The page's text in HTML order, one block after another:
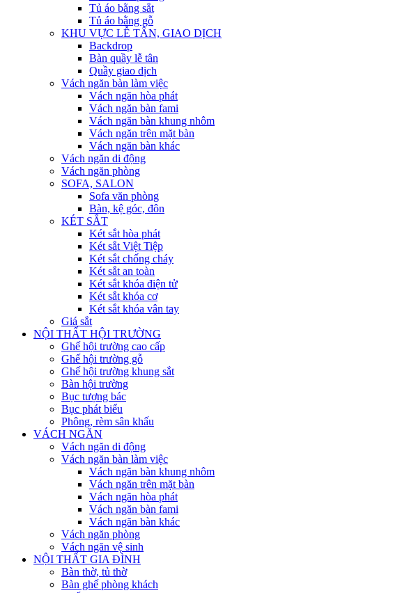
Tủ áo bằng sắt
Tủ áo bằng gỗ
KHU VỰC LỄ TÂN, GIAO DỊCH
Backdrop
Bàn quầy lễ tân
Quầy giao dịch
Vách ngăn bàn làm việc
Vách ngăn hòa phát
Vách ngăn bàn fami
Vách ngăn bàn khung nhôm
Vách ngăn trên mặt bàn
Vách ngăn bàn khác
Vách ngăn di động
Vách ngăn phòng
SOFA, SALON
Sofa văn phòng
Bàn, kệ góc, đôn
KÉT SẮT
Két sắt hòa phát
Két sắt Việt Tiệp
Két sắt chống cháy
Két sắt an toàn
Két sắt khóa điện tử
Két sắt khóa cơ
Két sắt khóa vân tay
Giá sắt
NỘI THẤT HỘI TRƯỜNG
Ghế hội trường cao cấp
Ghế hội trường gỗ
Ghế hội trường khung sắt
Bàn hội trường
Bục tượng bác
Bục phát biểu
Phông, rèm sân khấu
VÁCH NGĂN
Vách ngăn di động
Vách ngăn bàn làm việc
Vách ngăn bàn khung nhôm
Vách ngăn trên mặt bàn
Vách ngăn hòa phát
Vách ngăn bàn fami
Vách ngăn bàn khác
Vách ngăn phòng
Vách ngăn vệ sinh
NỘI THẤT GIA ĐÌNH
Bàn thờ, tủ thờ
Bàn ghế phòng khách